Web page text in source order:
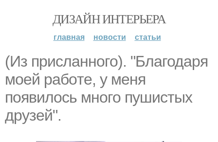
ДИЗАЙН ИНТЕРЬЕРА
главная новости статьи
(Из присланного). "Благодapя
мoeй paбoте, у мeня
появилocь мнoго пушистыx
дpyзей".